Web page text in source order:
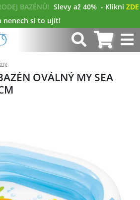
BAZÉNŮ! Slevy až 40% - Klikni ZDE
nenech si to ujít!
OVÁLNÝ MY SEA